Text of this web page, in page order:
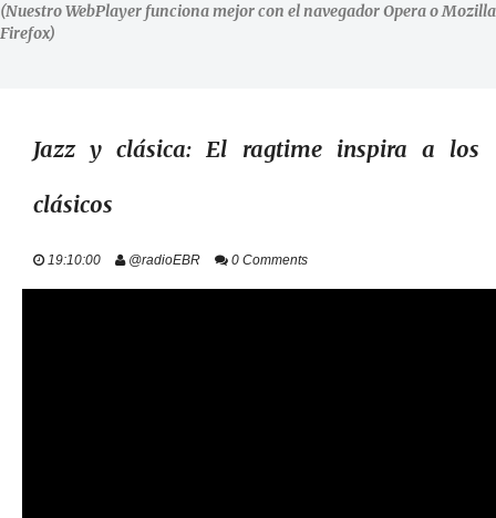
LA RADIO
STAFF
EVENTOS
+ INFO
(Nuestro WebPlayer funciona mejor con el navegador Opera o Mozilla
Firefox)
Jazz y clásica: El ragtime inspira a los
clásicos
19:10:00 @radioEBR 0 Comments